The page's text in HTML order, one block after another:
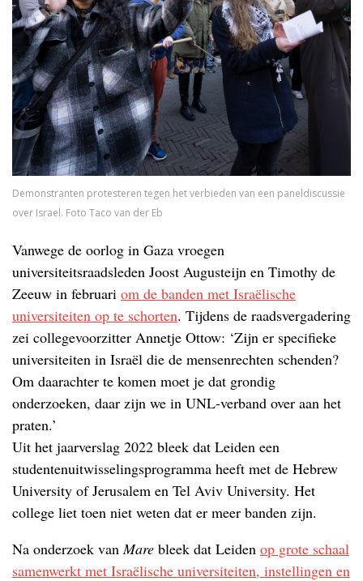
Demonstranten protesteren tegen het verbieden van een paneldiscussie
over Israel. Foto Taco van der Eb
Vanwege de oorlog in Gaza vroegen
universiteitsraadsleden Joost Augusteijn en Timothy de
Zeeuw in februari om de banden met Israëlische
universiteiten op te schorten. Tijdens de raadsvergadering
zei collegevoorzitter Annetje Ottow: ‘Zijn er specifieke
universiteiten in Israël die de mensenrechten schenden?
Om daarachter te komen moet je dat grondig
onderzoeken, daar zijn we in UNL-verband over aan het
praten.’
Uit het jaarverslag 2022 bleek dat Leiden een
studentenuitwisselingsprogramma heeft met de Hebrew
University of Jerusalem en Tel Aviv University. Het
college liet toen niet weten dat er meer banden zijn.
Na onderzoek vanMare bleek dat Leiden op grote schaal
samenwerkt met Israëlische universiteiten, instellingen en